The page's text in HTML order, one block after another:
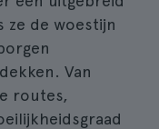
ze de woestijn
Van
routes,